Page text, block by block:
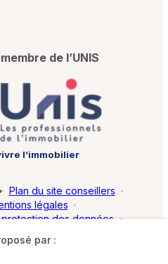
par :
de l’UNIS
l’immobilier
· Plan du site conseillers ·
légales ·
des données ·